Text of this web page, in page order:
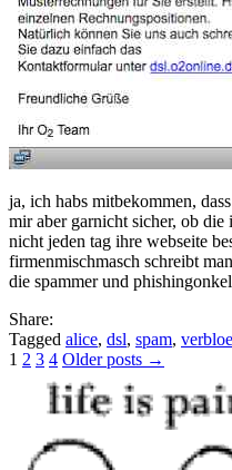
ja, ich habs mitbekommen,
mir aber garnicht sicher, ob
nicht jeden tag ihre webseite
firmenmischmasch schreibt
die spammer und
Share:
Tagged alice, dsl, spam,
Posts
pagination
1 2 3 4 Older posts →